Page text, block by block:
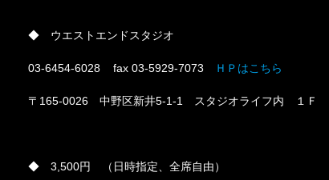
◆ ウエストエンドスタジオ
03-6454-6028 fax 03-5929-7073 ＨＰはこちら
〒165-0026 中野区新井5-1-1 スタジオライフ内 １Ｆ
◆ 3,500円 （日時指定、全席自由）